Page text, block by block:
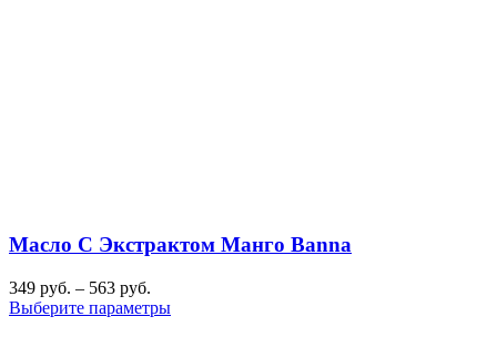
Масло С Экстрактом Манго Banna
349 руб. – 563 руб.
Выберите параметры